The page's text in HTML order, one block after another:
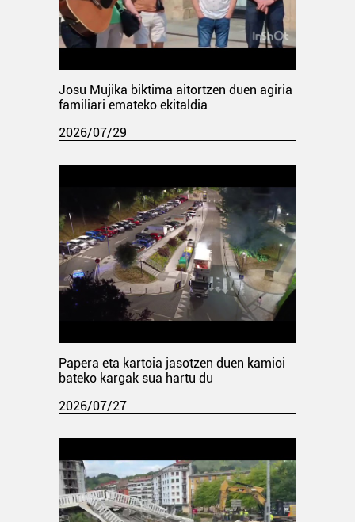
Josu Mujika biktima aitortzen duen agiria
familiari emateko ekitaldia
2026/07/29
Papera eta kartoia jasotzen duen kamioi
bateko kargak sua hartu du
2026/07/27